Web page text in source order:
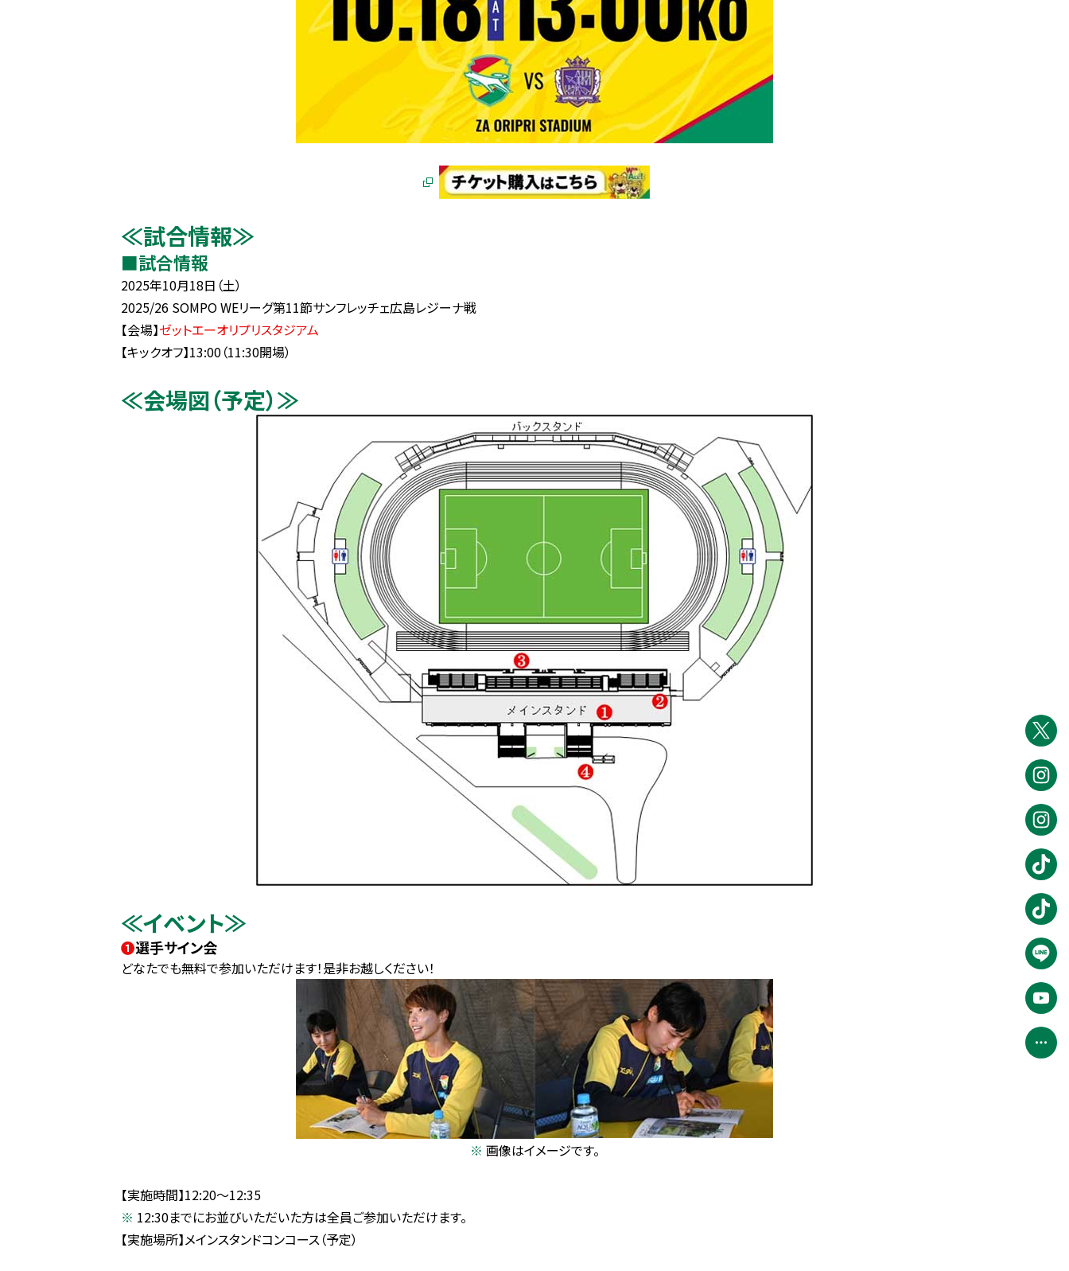
≪試合情報≫
■試合情報
2025年10月18日（土）
2025/26 SOMPO WEリーグ第11節サンフレッチェ広島レジーナ戦
【会場】ゼットエーオリプリスタジアム
【キックオフ】13:00（11:30開場）
≪会場図（予定）≫
≪イベント≫
❶選手サイン会
どなたでも無料で参加いただけます！是非お越しください！
画像はイメージです。
【実施時間】12:20～12:35
12:30までにお並びいただいた方は全員ご参加いただけます。
【実施場所】メインスタンドコンコース（予定）